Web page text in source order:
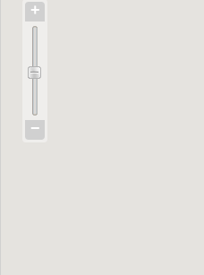
+
−